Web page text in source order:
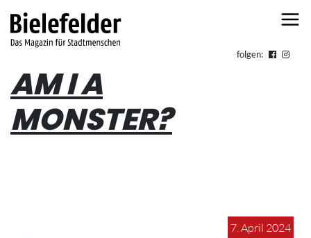
folgen:
AM I A
MONSTER?
7. April 2024